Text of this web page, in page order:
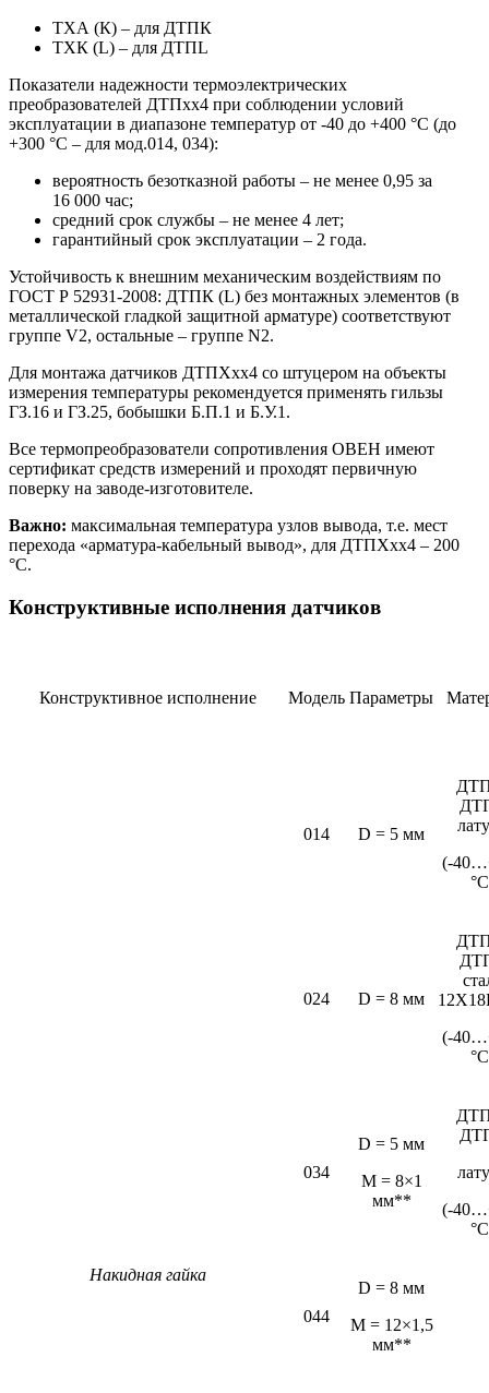
ТХА (К) – для ДТПК
ТХК (L) – для ДТПL
Показатели надежности термоэлектрических
преобразователей ДТПхх4 при соблюдении условий
эксплуатации в диапазоне температур от -40 до +400 °С (до
+300 °С – для мод.014, 034):
вероятность безотказной работы – не менее 0,95 за
16 000 час;
средний срок службы – не менее 4 лет;
гарантийный срок эксплуатации – 2 года.
Устойчивость к внешним механическим воздействиям по
ГОСТ Р 52931-2008: ДТПК (L) без монтажных элементов (в
металлической гладкой защитной арматуре) соответствуют
группе V2, остальные – группе N2.
Для монтажа датчиков ДТПХхх4 со штуцером на объекты
измерения температуры рекомендуется применять гильзы
ГЗ.16 и ГЗ.25, бобышки Б.П.1 и Б.У.1.
Все термопреобразователи сопротивления ОВЕН имеют
сертификат средств измерений и проходят первичную
поверку на заводе-изготовителе.
Важно: максимальная температура узлов вывода, т.е. мест
перехода «арматура-кабельный вывод», для ДТПХхх4 – 200
°С.
Конструктивные исполнения датчиков
Конструктивное исполнение Модель Параметры
014 D = 5 мм
(-
024 D = 8 мм
(-
Накидная гайка
034
D = 5 мм
М = 8×1
мм**
(-
044
D = 8 мм
M = 12×1,5
мм**